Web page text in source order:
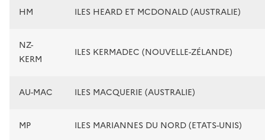
HM ILES HEARD ET MCDONALD (AUSTRALIE)
NZ-
KERM
ILES KERMADEC (NOUVELLE-ZÉLANDE)
AU-MAC ILES MACQUERIE (AUSTRALIE)
MP ILES MARIANNES DU NORD (ETATS-UNIS)